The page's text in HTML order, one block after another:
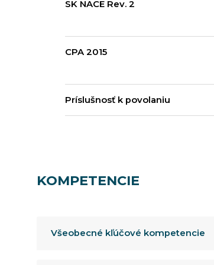
SK NACE Rev. 2
CPA 2015
Príslušnosť k povolaniu
KOMPETENCIE
Všeobecné kľúčové kompetencie